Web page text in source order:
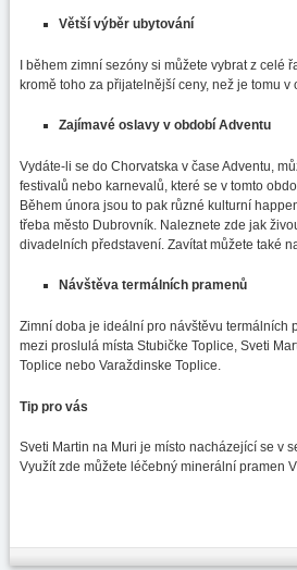
Větší výběr ubytování
I během zimní sezóny si můžete vybrat z celé
kromě toho za přijatelnější ceny, než je tomu v
Zajímavé oslavy v období Adventu
Vydáte-li se do Chorvatska v čase Adventu,
festivalů nebo karnevalů, které se v tomto
Během února jsou to pak různé kulturní
třeba město Dubrovník. Naleznete zde jak
divadelních představení. Zavítat můžete také
Návštěva termálních pramenů
Zimní doba je ideální pro návštěvu termálních
mezi proslulá místa Stubičke Toplice, Sveti
Toplice nebo Varaždinske Toplice.
Tip pro vás
Sveti Martin na Muri je místo nacházející se v
Využít zde můžete léčebný minerální pramen